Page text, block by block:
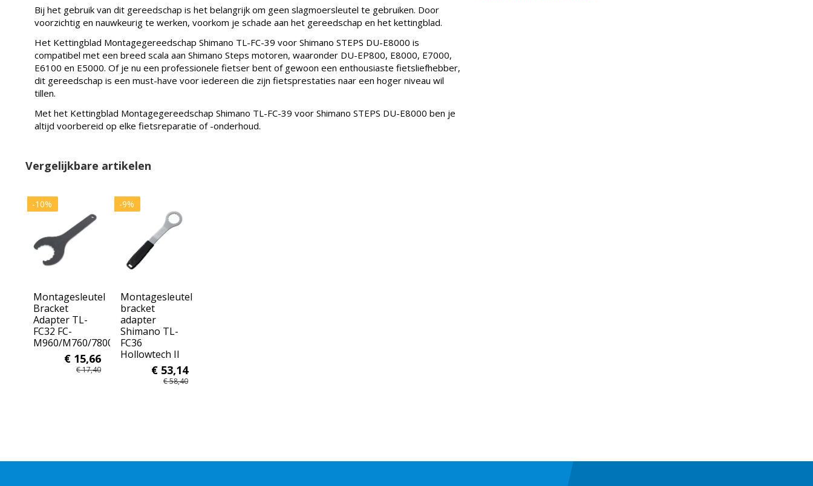
Bij het gebruik van dit gereedschap is het belangrijk om geen slagmoersleutel te gebruiken. Door
voorzichtig en nauwkeurig te werken, voorkom je schade aan het gereedschap en het kettingblad.
Het Kettingblad Montagegereedschap Shimano TL-FC-39 voor Shimano STEPS DU-E8000 is
compatibel met een breed scala aan Shimano Steps motoren, waaronder DU-EP800, E8000, E7000,
E6100 en E5000. Of je nu een professionele fietser bent of gewoon een enthousiaste fietsliefhebber,
dit gereedschap is een must-have voor iedereen die zijn fietsprestaties naar een hoger niveau wil
tillen.
Met het Kettingblad Montagegereedschap Shimano TL-FC-39 voor Shimano STEPS DU-E8000 ben je
altijd voorbereid op elke fietsreparatie of -onderhoud.
Vergelijkbare artikelen
-10%
Montagesleutel
Bracket
Adapter TL-
FC32 FC-
M960/M760/7800
€ 15,66
€ 17,40
-9%
Montagesleutel
bracket
adapter
Shimano TL-
FC36
Hollowtech II
€ 53,14
€ 58,40